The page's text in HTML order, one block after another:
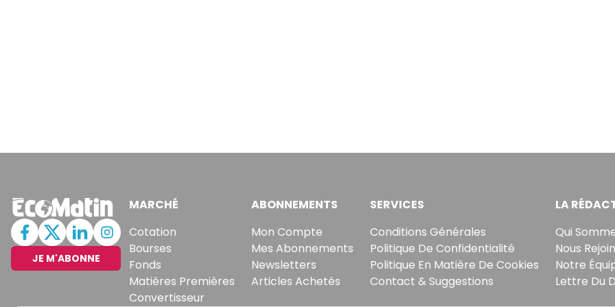
JE M'ABONNE
MARCHÉ
Cotation
Bourses
Fonds
Matières Premières
Convertisseur
ABONNEMENTS
Mon Compte
Mes Abonnements
Newsletters
Articles Achetés
SERVICES
Conditions Générales
Politique De Confidentialité
Politique En Matière De Cookies
Contact & Suggestions
LA
Qui
Nous
Notre
Lettre Du